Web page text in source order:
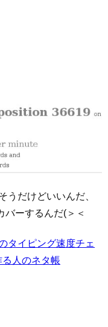
だけどいいんだ、
バーするんだ(＞＜
タイピング速度チェ
人のネタ帳